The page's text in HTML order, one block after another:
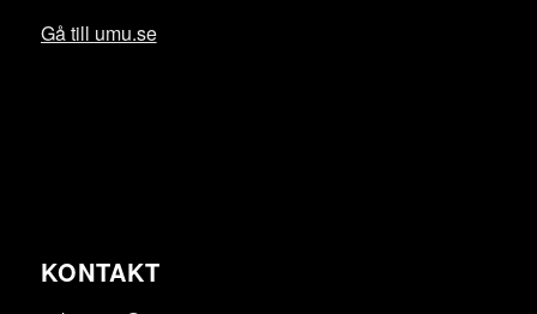
Gå till umu.se
KONTAKT